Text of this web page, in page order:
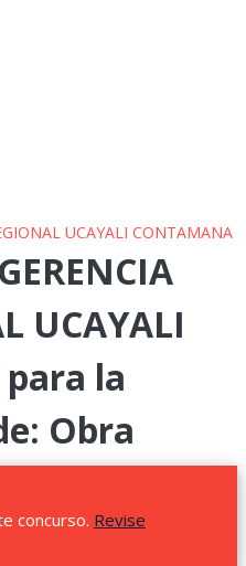
UCAYALI CONTAMANA
UCAYALI
la
Obra
concurso. Revise